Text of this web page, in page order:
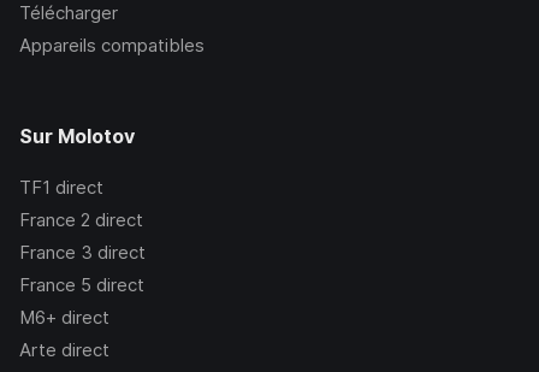
Télécharger
Appareils compatibles
Sur Molotov
TF1 direct
France 2 direct
France 3 direct
France 5 direct
M6+ direct
Arte direct